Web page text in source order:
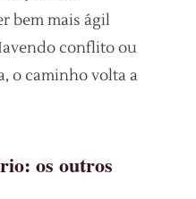
bem mais ágil
conflito ou
o caminho volta a
os outros